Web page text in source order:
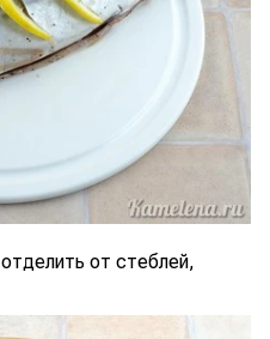
от стеблей,